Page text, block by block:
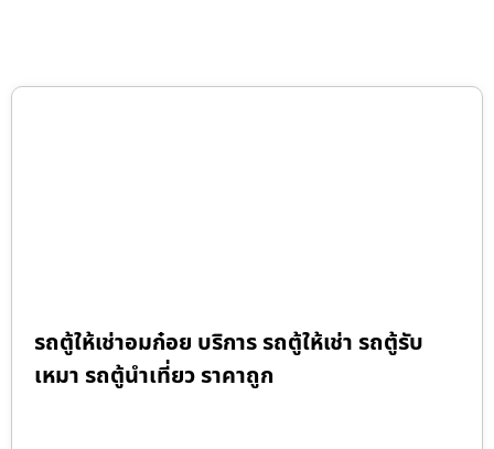
รถตู้ให้เช่าอมก๋อย บริการ รถตู้ให้เช่า รถตู้รับ
เหมา รถตู้นำเที่ยว ราคาถูก